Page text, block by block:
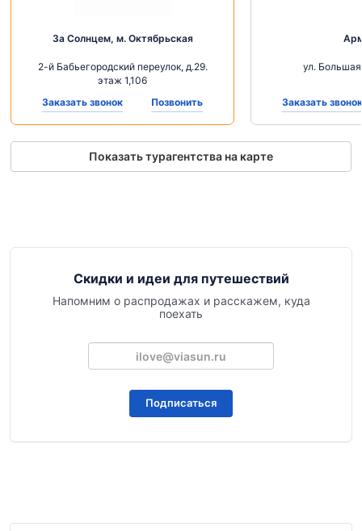
За Солнцем, м. Октябрьская
2-й Бабьегородский переулок, д.29.
этаж 1,106
Заказать звонок
Позвонить
ул.
Заказать звонок
Показать турагентства на карте
Скидки и идеи для путешествий
Напомним о распродажах и расскажем, куда
поехать
Подписаться